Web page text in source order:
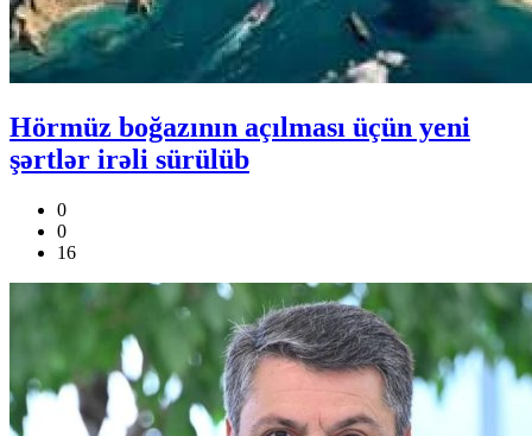
Hörmüz boğazının açılması üçün yeni
şərtlər irəli sürülüb
0
0
16